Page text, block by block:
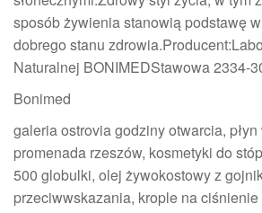
sposób żywienia stanowią podstawę
dobrego stanu
Naturalnej BONIMEDStawowa 2334-
Bonimed
galeria ostrovia godziny otwarcia,
promenada rzeszów, kosmetyki do
500 globulki, olej żywokostowy z
przeciwwskazania, krople na ciśnienie